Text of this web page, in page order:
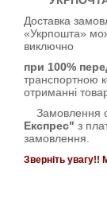
Доставка
«Укрпошта»
виключно
при 100%
транспортною
отриманні
Замовлення
Експрес" з
замовлення.
Зверніть увагу!!